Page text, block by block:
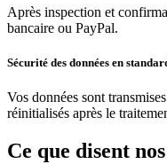
Après inspection et
bancaire ou PayPal.
Sécurité des données en
Vos données sont
réinitialisés après le
Ce que disent